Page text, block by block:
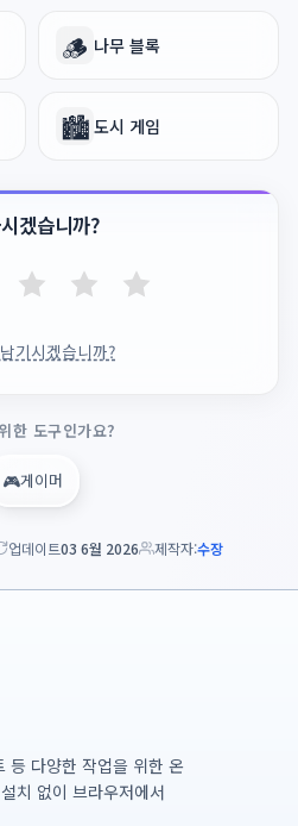
🪵 나무 블록
🏙️ 도시 게임
겠습니까?
기시겠습니까?
한 도구인가요?
🎮게이머
업데이트03 6월 2026 제작자:수장
등 다양한 작업을 위한 온
치 없이 브라우저에서